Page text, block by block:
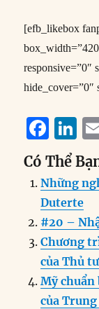
[efb_likebox
responsive=”0″
hide_cover=”0″
F
a
c
e
b
o
o
k
Li
n
k
e
d
I
n
Có Thể
Những
Duterte
#20 –
Chương
của Thủ
Mỹ chuẩn
của Trung